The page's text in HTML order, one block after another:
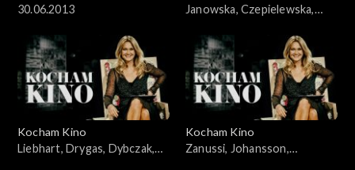
30.06.2013
Janowska, Czepielewska,
22.06.2008
Kocham Kino
Liebhart, Drygas, Dybczak,
Kocham Kino
Zanussi, Johansson,